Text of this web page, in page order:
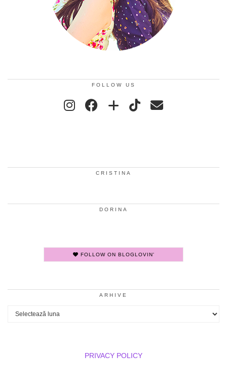
FOLLOW US
CRISTINA
DORINA
FOLLOW ON BLOGLOVIN'
ARHIVE
Arhive
PRIVACY POLICY